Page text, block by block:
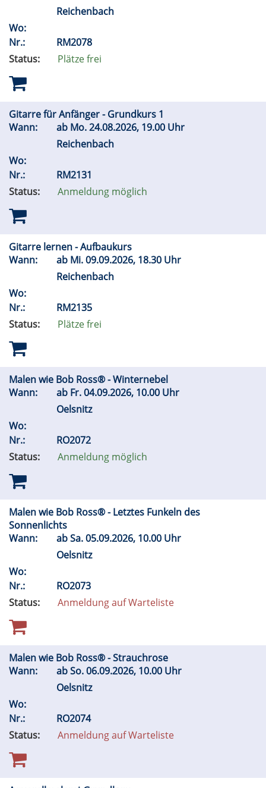
Reichenbach
Wo:
Nr.:
RM2078
Status:
Plätze frei
Gitarre für Anfänger - Grundkurs 1
Wann:
ab Mo.24.08.2026, 19.00 Uhr
Reichenbach
Wo:
Nr.:
RM2131
Status:
Anmeldung möglich
Gitarre lernen - Aufbaukurs
Wann:
ab Mi.09.09.2026, 18.30 Uhr
Reichenbach
Wo:
Nr.:
RM2135
Status:
Plätze frei
Malen wie Bob Ross® - Winternebel
Wann:
ab Fr.04.09.2026, 10.00 Uhr
Oelsnitz
Wo:
Nr.:
RO2072
Status:
Anmeldung möglich
Malen wie Bob Ross® - Letztes Funkeln des
Sonnenlichts
Wann:
abSa.05.09.2026, 10.00 Uhr
Oelsnitz
Wo:
Nr.:
RO2073
Status:
Anmeldung auf Warteliste
Malen wie Bob Ross® - Strauchrose
Wann:
abSo.06.09.2026, 10.00 Uhr
Oelsnitz
Wo:
Nr.:
RO2074
Status:
Anmeldung auf Warteliste